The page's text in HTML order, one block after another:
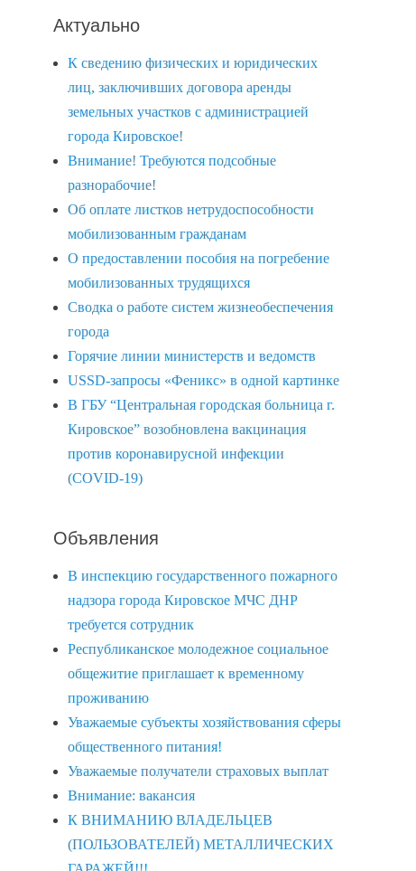
Актуально
К сведению физических и юридических
лиц, заключивших договора аренды
земельных участков с администрацией
города Кировское!
Внимание! Требуются подсобные
разнорабочие!
Об оплате листков нетрудоспособности
мобилизованным гражданам
О предоставлении пособия на погребение
мобилизованных трудящихся
Сводка о работе систем жизнеобеспечения
города
Горячие линии министерств и ведомств
USSD-запросы «Феникс» в одной картинке
В ГБУ “Центральная городская больница г.
Кировское” возобновлена вакцинация
против коронавирусной инфекции
(COVID-19)
Объявления
В инспекцию государственного пожарного
надзора города Кировское МЧС ДНР
требуется сотрудник
Республиканское молодежное социальное
общежитие приглашает к временному
проживанию
Уважаемые субъекты хозяйствования сферы
общественного питания!
Уважаемые получатели страховых выплат
Внимание: вакансия
К ВНИМАНИЮ ВЛАДЕЛЬЦЕВ
(ПОЛЬЗОВАТЕЛЕЙ) МЕТАЛЛИЧЕСКИХ